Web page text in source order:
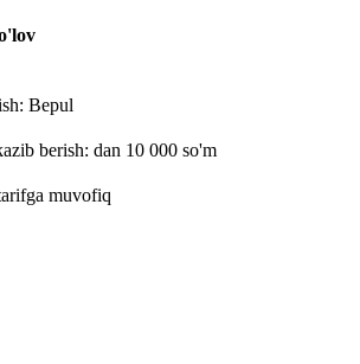
Bepul
berish: dan 10 000 so'm
muvofiq